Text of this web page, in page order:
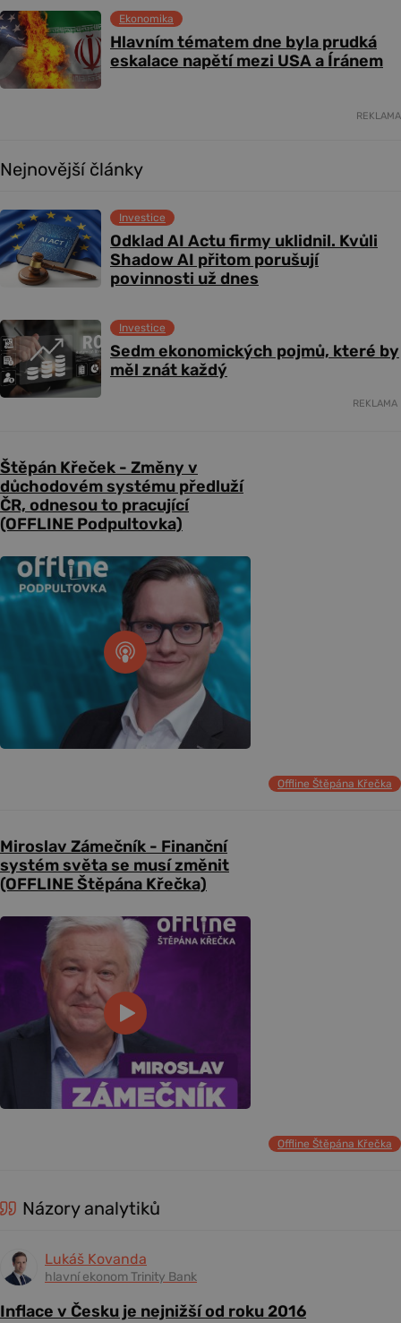
Hlavním tématem dne byla prudká
eskalace napětí mezi USA a Íránem
Ekonomika
REKLAMA
Nejnovější články
Odklad AI Actu firmy uklidnil. Kvůli
Shadow AI přitom porušují
povinnosti už dnes
Investice
Sedm ekonomických pojmů, které by
měl znát každý
Investice
REKLAMA
Štěpán Křeček - Změny v
důchodovém systému předluží
ČR, odnesou to pracující
(OFFLINE Podpultovka)
Offline Štěpána Křečka
Miroslav Zámečník - Finanční
systém světa se musí změnit
(OFFLINE Štěpána Křečka)
Offline Štěpána Křečka
Názory analytiků
Lukáš Kovanda
hlavní ekonom Trinity Bank
Inflace v Česku je nejnižší od roku 2016